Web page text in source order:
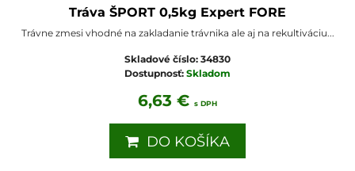
Tráva ŠPORT 0,5kg Expert FORE
Trávne zmesi vhodné na zakladanie trávnika ale aj na rekultiváciu...
Skladové číslo: 34830
Dostupnosť: Skladom
6,63 € s DPH
DO KOŠÍKA